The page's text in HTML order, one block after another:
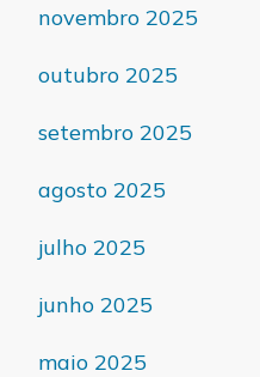
novembro 2025
outubro 2025
setembro 2025
agosto 2025
julho 2025
junho 2025
maio 2025